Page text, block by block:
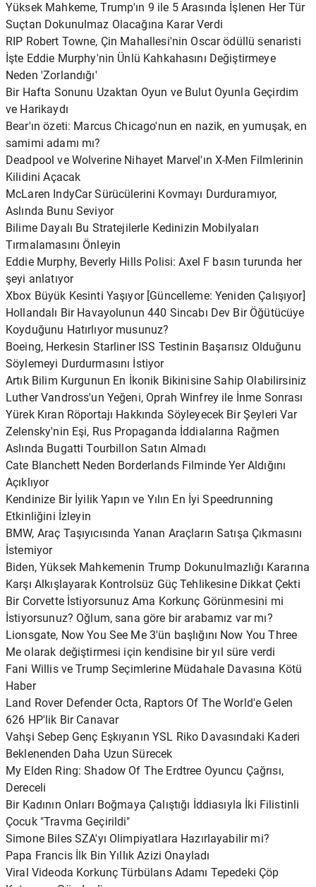
Yüksek Mahkeme, Trump'ın 9 ile 5 Arasında İşlenen Her Tür
Suçtan Dokunulmaz Olacağına Karar Verdi
RIP Robert Towne, Çin Mahallesi'nin Oscar ödüllü senaristi
İşte Eddie Murphy'nin Ünlü Kahkahasını Değiştirmeye
Neden 'Zorlandığı'
Bir Hafta Sonunu Uzaktan Oyun ve Bulut Oyunla Geçirdim
ve Harikaydı
Bear'ın özeti: Marcus Chicago'nun en nazik, en yumuşak, en
samimi adamı mı?
Deadpool ve Wolverine Nihayet Marvel'ın X-Men Filmlerinin
Kilidini Açacak
McLaren IndyCar Sürücülerini Kovmayı Durduramıyor,
Aslında Bunu Seviyor
Bilime Dayalı Bu Stratejilerle Kedinizin Mobilyaları
Tırmalamasını Önleyin
Eddie Murphy, Beverly Hills Polisi: Axel F basın turunda her
şeyi anlatıyor
Xbox Büyük Kesinti Yaşıyor [Güncelleme: Yeniden Çalışıyor]
Hollandalı Bir Havayolunun 440 Sincabı Dev Bir Öğütücüye
Koyduğunu Hatırlıyor musunuz?
Boeing, Herkesin Starliner ISS Testinin Başarısız Olduğunu
Söylemeyi Durdurmasını İstiyor
Artık Bilim Kurgunun En İkonik Bikinisine Sahip Olabilirsiniz
Luther Vandross'un Yeğeni, Oprah Winfrey ile İnme Sonrası
Yürek Kıran Röportajı Hakkında Söyleyecek Bir Şeyleri Var
Zelensky'nin Eşi, Rus Propaganda İddialarına Rağmen
Aslında Bugatti Tourbillon Satın Almadı
Cate Blanchett Neden Borderlands Filminde Yer Aldığını
Açıklıyor
Kendinize Bir İyilik Yapın ve Yılın En İyi Speedrunning
Etkinliğini İzleyin
BMW, Araç Taşıyıcısında Yanan Araçların Satışa Çıkmasını
İstemiyor
Biden, Yüksek Mahkemenin Trump Dokunulmazlığı Kararına
Karşı Alkışlayarak Kontrolsüz Güç Tehlikesine Dikkat Çekti
Bir Corvette İstiyorsunuz Ama Korkunç Görünmesini mi
İstiyorsunuz? Oğlum, sana göre bir arabamız var mı?
Lionsgate, Now You See Me 3'ün başlığını Now You Three
Me olarak değiştirmesi için kendisine bir yıl süre verdi
Fani Willis ve Trump Seçimlerine Müdahale Davasına Kötü
Haber
Land Rover Defender Octa, Raptors Of The World'e Gelen
626 HP'lik Bir Canavar
Vahşi Sebep Genç Eşkıyanın YSL Riko Davasındaki Kaderi
Beklenenden Daha Uzun Sürecek
My Elden Ring: Shadow Of The Erdtree Oyuncu Çağrısı,
Dereceli
Bir Kadının Onları Boğmaya Çalıştığı İddiasıyla İki Filistinli
Çocuk "Travma Geçirildi"
Simone Biles SZA'yı Olimpiyatlara Hazırlayabilir mi?
Papa Francis İlk Bin Yıllık Azizi Onayladı
Viral Videoda Korkunç Türbülans Adamı Tepedeki Çöp